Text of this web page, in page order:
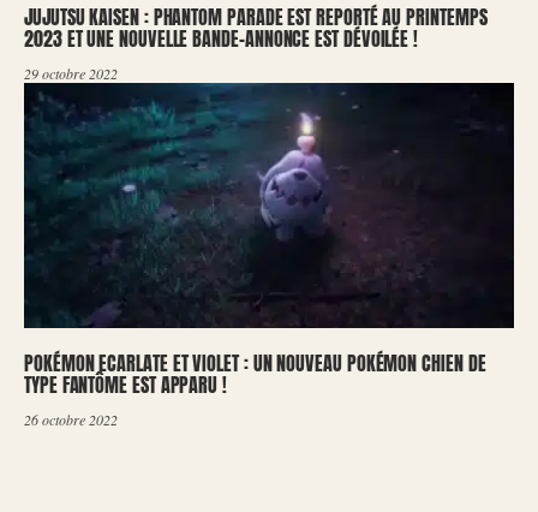
JUJUTSU KAISEN : PHANTOM PARADE EST REPORTÉ AU PRINTEMPS
2023 ET UNE NOUVELLE BANDE-ANNONCE EST DÉVOILÉE !
29 octobre 2022
POKÉMON ECARLATE ET VIOLET : UN NOUVEAU POKÉMON CHIEN DE
TYPE FANTÔME EST APPARU !
26 octobre 2022